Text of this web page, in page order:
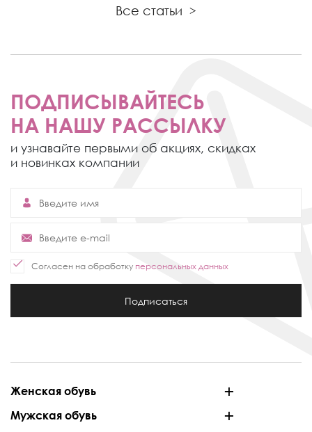
Все статьи >
ПОДПИСЫВАЙТЕСЬ
НА НАШУ РАССЫЛКУ
и узнавайте первыми об акциях, скидках
и новинках компании
Согласен на обработку персональных данных
Подписаться
Женская обувь
Мужская обувь